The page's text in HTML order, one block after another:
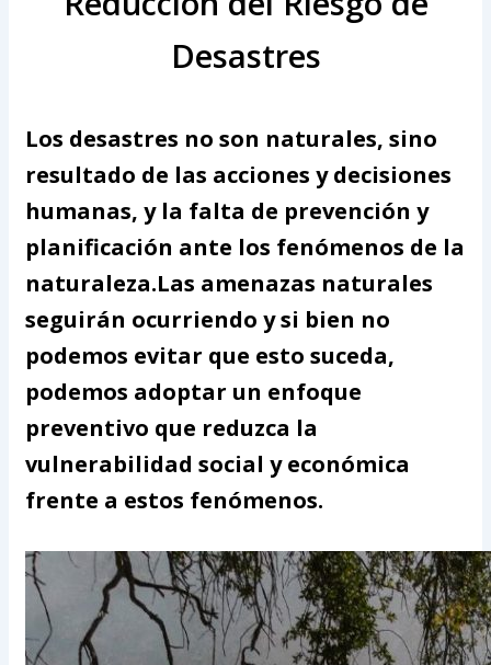
Desastres
Los desastres no son naturales, sino
resultado de las acciones y decisiones
humanas, y la falta de prevención y
planificación ante los fenómenos de la
naturaleza.Las amenazas naturales
seguirán ocurriendo y si bien no
podemos evitar que esto suceda,
podemos adoptar un enfoque
preventivo que reduzca la
vulnerabilidad social y económica
frente a estos fenómenos.